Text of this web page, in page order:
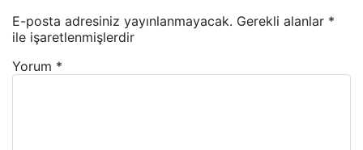
E-posta adresiniz yayınlanmayacak. Gerekli alanlar *
ile işaretlenmişlerdir
Yorum *